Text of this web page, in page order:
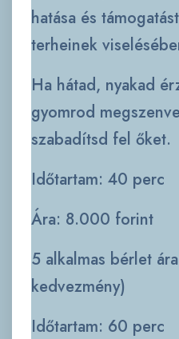
hatása és
terheinek
Ha hátad, nyakad
gyomrod
szabadítsd fel őket.
Időtartam: 40 perc
Ára: 8.000 forint
5 alkalmas bérlet
kedvezmény)
Időtartam: 60 perc